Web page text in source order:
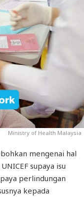
Ministry of Health Malaysia
mengenai hal
supaya isu
perlindungan
kepada